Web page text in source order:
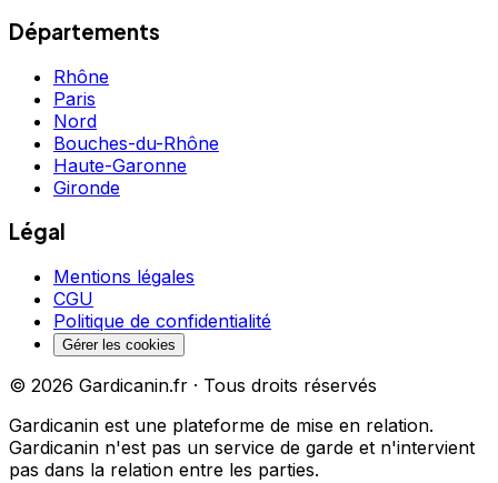
Départements
Rhône
Paris
Nord
Bouches-du-Rhône
Haute-Garonne
Gironde
Légal
Mentions légales
CGU
Politique de confidentialité
Gérer les cookies
© 2026 Gardicanin.fr · Tous droits réservés
Gardicanin est une plateforme de mise en relation.
Gardicanin n'est pas un service de garde et n'intervient
pas dans la relation entre les parties.